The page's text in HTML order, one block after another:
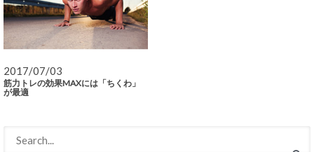
2017/07/03
筋力トレの効果MAXには「ちくわ」
が最適